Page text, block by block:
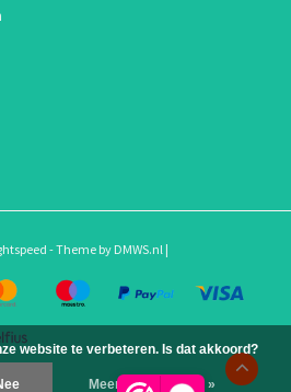
- Theme by DMWS.nl |
op
website te verbeteren. Is dat akkoord?
Meer over cookies »